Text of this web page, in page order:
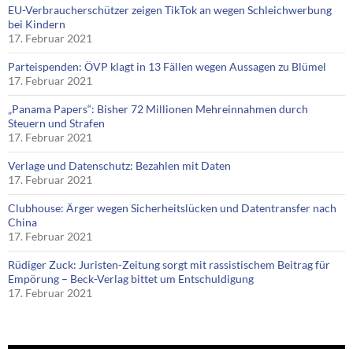
EU-Verbraucherschützer zeigen TikTok an wegen Schleichwerbung
bei Kindern
17. Februar 2021
Parteispenden: ÖVP klagt in 13 Fällen wegen Aussagen zu Blümel
17. Februar 2021
„Panama Papers“: Bisher 72 Millionen Mehreinnahmen durch
Steuern und Strafen
17. Februar 2021
Verlage und Datenschutz: Bezahlen mit Daten
17. Februar 2021
Clubhouse: Ärger wegen Sicherheitslücken und Datentransfer nach
China
17. Februar 2021
Rüdiger Zuck: Juristen-Zeitung sorgt mit rassistischem Beitrag für
Empörung – Beck-Verlag bittet um Entschuldigung
17. Februar 2021